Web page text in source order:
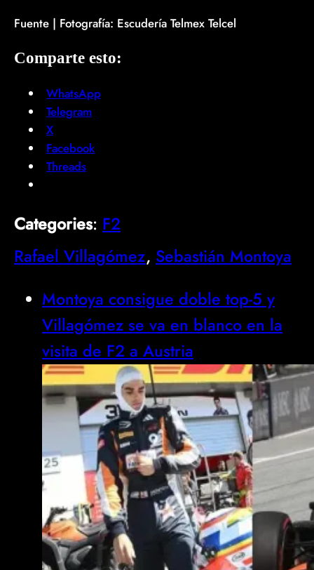
Fuente | Fotografía: Escudería Telmex Telcel
Comparte esto:
WhatsApp
Telegram
X
Facebook
Threads
Categories: F2
Rafael Villagómez, Sebastián Montoya
Montoya consigue doble top-5 y
Villagómez se va en blanco en la
visita de F2 a Austria